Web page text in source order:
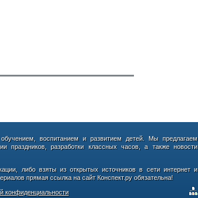
воспитанием и развитием детей. Мы предлагаем
праздников, разработки классных часов, а также новости
либо взяты из открытых источников в сети интернет и
прямая ссылка на сайт Конспект.ру обязательна!
конфиденциальности